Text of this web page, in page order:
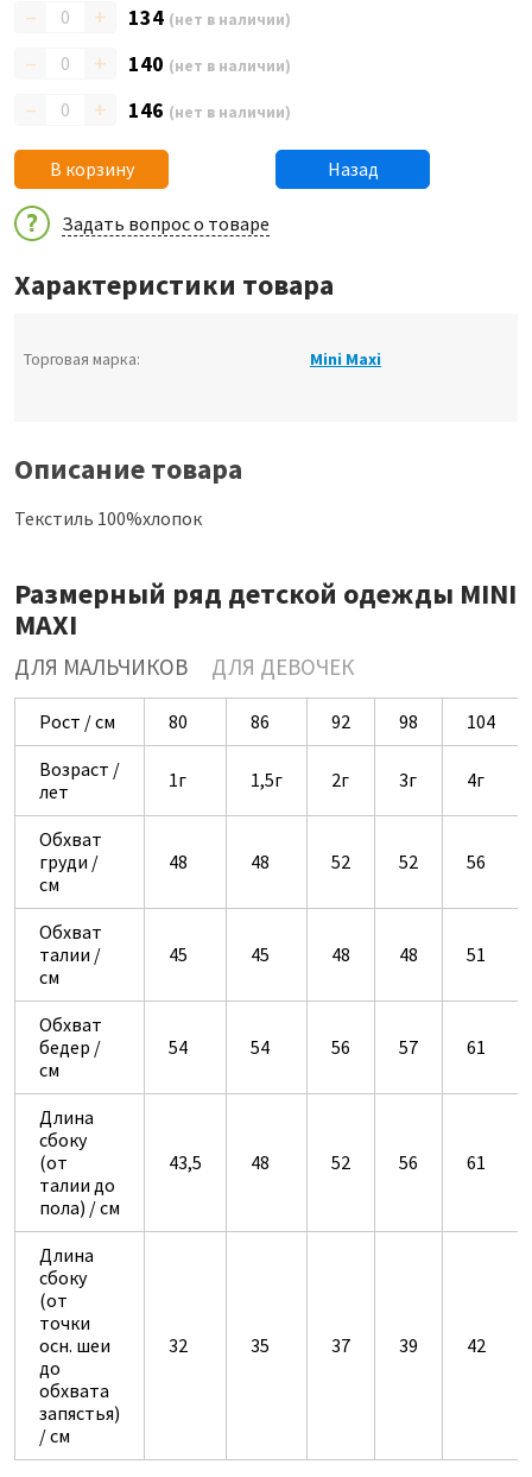
– + 134 (нет в наличии)
– + 140 (нет в наличии)
– + 146 (нет в наличии)
В корзину Назад
Задать вопрос о товаре
Характеристики товара
Торговая марка: Mini Maxi
Описание товара
Текстиль 100%хлопок
Размерный ряд детской одежды MINI
MAXI
ДЛЯ МАЛЬЧИКОВ ДЛЯ ДЕВОЧЕК
Рост / см 80 86 92 98
104
Возраст /
лет
1г 1,5г 2г 3г 4г
Обхват
груди /
см
48 48 52 52 56
Обхват
талии /
см
45 45 48 48 51
Обхват
бедер /
см
54 54 56 57 61
Длина
сбоку
(от
талии до
пола) / см
43,5 48 52 56 61
Длина
сбоку
(от
точки
осн. шеи
до
обхвата
запястья)
/ см
32 35 37 39 42